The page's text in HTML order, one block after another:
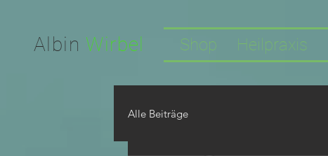
Shop Heilpraxis
Albin Wirbel
Alle Beiträge